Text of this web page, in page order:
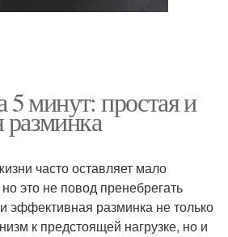
5 минут: простая и
часто оставляет мало
это не повод пренебрегать
эффективная разминка не только
к предстоящей нагрузке, но и